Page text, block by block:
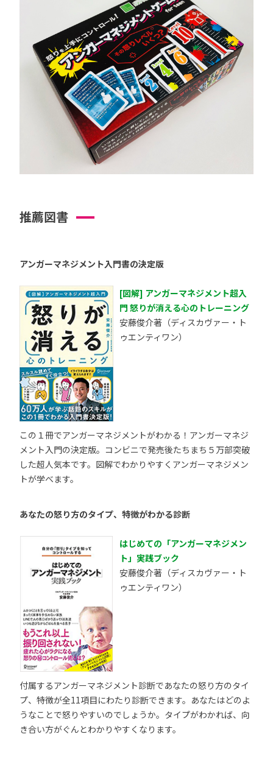
推薦図書
アンガーマネジメント入門書の決定版
[図解] アンガーマネジメント超入
門 怒りが消える心のトレーニング
安藤俊介著（ディスカヴァー・ト
ゥエンティワン）
この１冊でアンガーマネジメントがわかる！アンガーマネジ
メント入門の決定版。コンビニで発売後たちまち５万部突破
した超人気本です。図解でわかりやすくアンガーマネジメン
トが学べます。
あなたの怒り方のタイプ、特徴がわかる診断
はじめての「アンガーマネジメン
ト」実践ブック
安藤俊介著（ディスカヴァー・ト
ゥエンティワン）
付属するアンガーマネジメント診断であなたの怒り方のタイ
プ、特徴が全11項目にわたり診断できます。あなたはどのよ
うなことで怒りやすいのでしょうか。タイプがわかれば、向
き合い方がぐんとわかりやすくなります。